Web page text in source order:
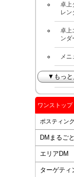
卓上
レン
卓上
ンダ
メ
▼もっと
ワンストップ
ポスティン
DMまるご
エリアDM
ターゲティ